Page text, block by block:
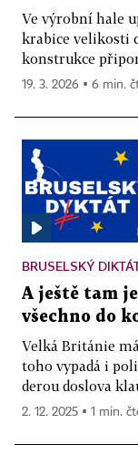
Ve výrobní hale
krabice velikosti
konstrukce
19. 3. 2026 ▪ 6 min.
BRUSELSKÝ
A ještě tam
všechno do
Velká Británie
toho vypadá i
derou doslova
2. 12. 2025 ▪ 1 min.